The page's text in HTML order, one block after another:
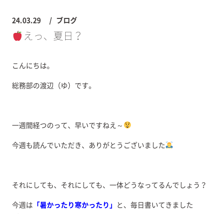
24.03.29 ブログ
えっ、夏日？
こんにちは。
総務部の渡辺（ゆ）です。
一週間経つのって、早いですねえ～
今週も読んでいただき、ありがとうございました
それにしても、それにしても、一体どうなってるんでしょう？
今週は 「暑かったり寒かったり」
と、毎日書いてきました